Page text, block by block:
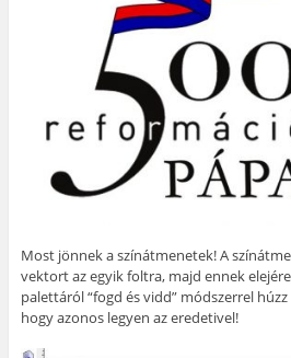
Most jönnek a színátmenetek! A
vektort az egyik foltra, majd ennek
palettáról “fogd és vidd” módszerrel
hogy azonos legyen az eredetivel!